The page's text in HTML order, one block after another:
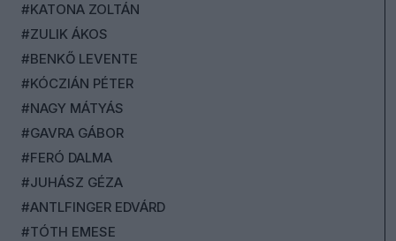
#KATONA ZOLTÁN
#ZULIK ÁKOS
#BENKŐ LEVENTE
#KÓCZIÁN PÉTER
#NAGY MÁTYÁS
#GAVRA GÁBOR
#FERÓ DALMA
#JUHÁSZ GÉZA
#ANTLFINGER EDVÁRD
#TÓTH EMESE